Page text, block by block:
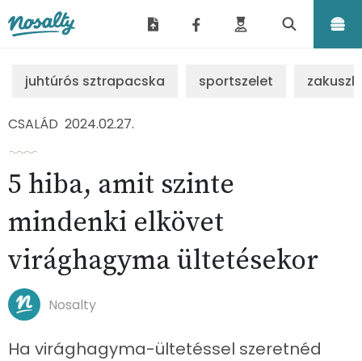
juhtúrós sztrapacska sportszelet
CSALÁD 2024.02.27.
5 hiba, amit szinte
mindenki elkövet
virághagyma ültetésekor
Nosalty
Ha virághagyma-ültetéssel szeretnéd